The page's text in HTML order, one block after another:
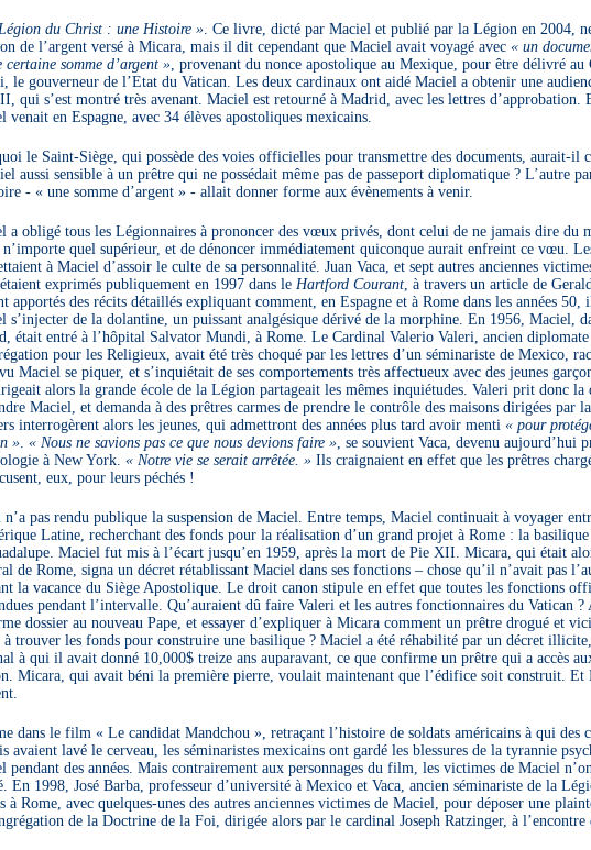
du Christ : une Histoire ». Ce livre, dicté par Maciel et publié par la Légion en 2004,
de l’argent versé à Micara, mais il dit cependant que Maciel avait voyagé avec « un
certaine somme d’argent », provenant du nonce apostolique au Mexique, pour être délivré
le gouverneur de l’Etat du Vatican. Les deux cardinaux ont aidé Maciel a obtenir une
qui s’est montré très avenant. Maciel est retourné à Madrid, avec les lettres d’approbation.
venait en Espagne, avec 34 élèves apostoliques mexicains.
le Saint-Siège, qui possède des voies officielles pour transmettre des documents, aurait-il
aussi sensible à un prêtre qui ne possédait même pas de passeport diplomatique ? L’autre
- « une somme d’argent » - allait donner forme aux évènements à venir.
a obligé tous les Légionnaires à prononcer des vœux privés, dont celui de ne jamais dire du
n’importe quel supérieur, et de dénoncer immédiatement quiconque aurait enfreint ce vœu.
à Maciel d’assoir le culte de sa personnalité. Juan Vaca, et sept autres anciennes
exprimés publiquement en 1997 dans le Hartford Courant, à travers un article de
apportés des récits détaillés expliquant comment, en Espagne et à Rome dans les années 50,
s’injecter de la dolantine, un puissant analgésique dérivé de la morphine. En 1956, Maciel,
était entré à l’hôpital Salvator Mundi, à Rome. Le Cardinal Valerio Valeri, ancien
pour les Religieux, avait été très choqué par les lettres d’un séminariste de Mexico,
Maciel se piquer, et s’inquiétait de ses comportements très affectueux avec des jeunes
alors la grande école de la Légion partageait les mêmes inquiétudes. Valeri prit donc la
Maciel, et demanda à des prêtres carmes de prendre le contrôle des maisons dirigées par
interrogèrent alors les jeunes, qui admettront des années plus tard avoir menti « pour
». « Nous ne savions pas ce que nous devions faire », se souvient Vaca, devenu aujourd’hui
à New York. « Notre vie se serait arrêtée. »Ils craignaient en effet que les prêtres
eux, pour leurs péchés !
n’a pas rendu publique la suspension de Maciel. Entre temps, Maciel continuait à voyager
Latine, recherchant des fonds pour la réalisation d’un grand projet à Rome : la
Maciel fut mis à l’écart jusqu’en 1959, après la mort de Pie XII. Micara, qui était
de Rome, signa un décret rétablissant Maciel dans ses fonctions – chose qu’il n’avait pas
la vacance du Siège Apostolique. Le droit canon stipule en effet que toutes les fonctions
pendant l’intervalle. Qu’auraient dû faire Valeri et les autres fonctionnaires du Vatican ?
dossier au nouveau Pape, et essayer d’expliquer à Micara comment un prêtre drogué et
à trouver les fonds pour construire une basilique ? Maciel a été réhabilité par un décret
à qui il avait donné 10,000$ treize ans auparavant, ce que confirme un prêtre qui a accès
Micara, qui avait béni la première pierre, voulait maintenant que l’édifice soit construit. Et
dans le film « Le candidat Mandchou », retraçant l’histoire de soldats américains à qui des
avaient lavé le cerveau, les séminaristes mexicains ont gardé les blessures de la tyrannie
pendant des années. Mais contrairement aux personnages du film, les victimes de Maciel
En 1998, José Barba, professeur d’université à Mexico et Vaca, ancien séminariste de la
à Rome, avec quelques-unes des autres anciennes victimes de Maciel, pour déposer une
de la Doctrine de la Foi, dirigée alors par le cardinal Joseph Ratzinger, à l’encontre